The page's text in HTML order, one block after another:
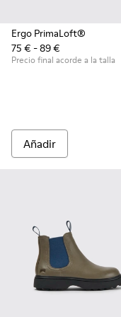
Ergo PrimaLoft®
75 € - 89 €
Precio final acorde a la talla
Añadir